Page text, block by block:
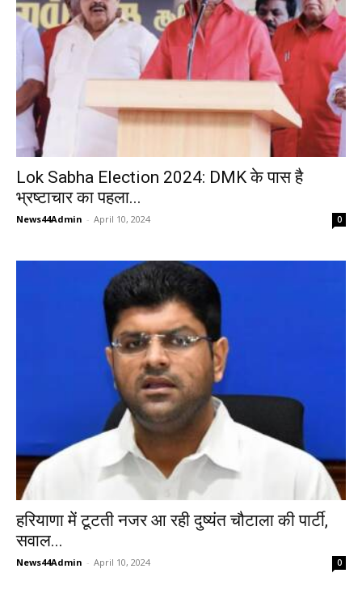
Lok Sabha Election 2024: DMK के पास है
भ्रष्टाचार का पहला...
News44Admin - April 10, 2024 0
हरियाणा में टूटती नजर आ रही दुष्यंत चौटाला की पार्टी,
सवाल...
News44Admin - April 10, 2024 0